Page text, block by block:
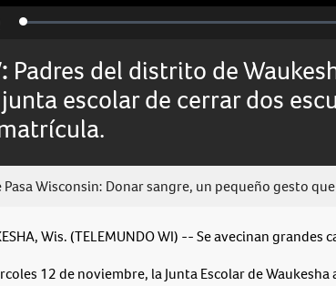
Loaded:
Padres del distrito de
escolar de cerrar dos
Pasa Wisconsin: Donar sangre, un pequeño gesto
Wis. (TELEMUNDO WI) -- Se avecinan
12 de noviembre, la Junta Escolar de